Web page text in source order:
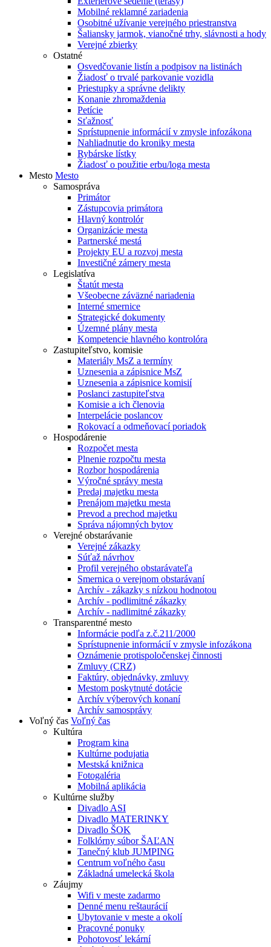
Mobilné reklamné zariadenia
Osobitné užívanie verejného priestranstva
Šaliansky jarmok, vianočné trhy, slávnosti a hody
Verejné zbierky
Ostatné
Osvedčovanie listín a podpisov na listinách
Žiadosť o trvalé parkovanie vozidla
Priestupky a správne delikty
Konanie zhromaždenia
Petície
Sťažnosť
Sprístupnenie informácií v zmysle infozákona
Nahliadnutie do kroniky mesta
Rybárske lístky
Žiadosť o použitie erbu/loga mesta
Mesto Mesto
Samospráva
Primátor
Zástupcovia primátora
Hlavný kontrolór
Organizácie mesta
Partnerské mestá
Projekty EU a rozvoj mesta
Investičné zámery mesta
Legislatíva
Štatút mesta
Všeobecne záväzné nariadenia
Interné smernice
Strategické dokumenty
Územné plány mesta
Kompetencie hlavného kontrolóra
Zastupiteľstvo, komisie
Materiály MsZ a termíny
Uznesenia a zápisnice MsZ
Uznesenia a zápisnice komisií
Poslanci zastupiteľstva
Komisie a ich členovia
Interpelácie poslancov
Rokovací a odmeňovací poriadok
Hospodárenie
Rozpočet mesta
Plnenie rozpočtu mesta
Rozbor hospodárenia
Výročné správy mesta
Predaj majetku mesta
Prenájom majetku mesta
Prevod a prechod majetku
Správa nájomných bytov
Verejné obstarávanie
Verejné zákazky
Súťaž návrhov
Profil verejného obstarávateľa
Smernica o verejnom obstarávaní
Archív - zákazky s nízkou hodnotou
Archív - podlimitné zákazky
Archív - nadlimitné zákazky
Transparentné mesto
Informácie podľa z.č.211/2000
Sprístupnenie informácií v zmysle infozákona
Oznámenie protispoločenskej činnosti
Zmluvy (CRZ)
Faktúry, objednávky, zmluvy
Mestom poskytnuté dotácie
Archív výberových konaní
Archív samosprávy
Voľný čas Voľný čas
Kultúra
Program kina
Kultúrne podujatia
Mestská knižnica
Fotogaléria
Mobilná aplikácia
Kultúrne služby
Divadlo ASI
Divadlo MATERINKY
Divadlo ŠOK
Folklórny súbor ŠAĽAN
Tanečný klub JUMPING
Centrum voľného času
Základná umelecká škola
Záujmy
Wifi v meste zadarmo
Denné menu reštaurácií
Ubytovanie v meste a okolí
Pracovné ponuky
Pohotovosť lekární